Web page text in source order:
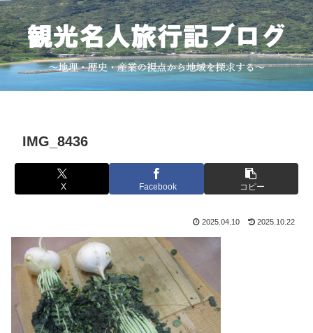
IMG_8436
X Facebook コピー
2025.04.10 2025.10.22